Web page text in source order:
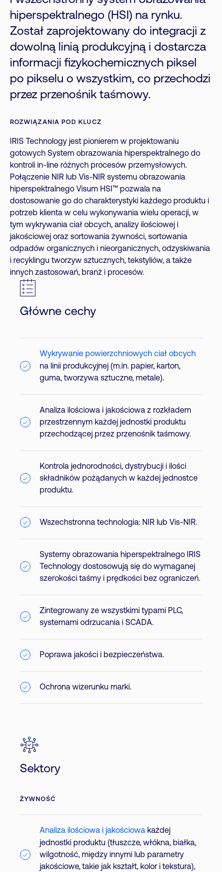
hiperspektralnego (HSI) na rynku.
Został zaprojektowany do integracji z
dowolną linią produkcyjną i dostarcza
informacji fizykochemicznych piksel
po pikselu o wszystkim, co przechodzi
przez przenośnik taśmowy.
ROZWIĄZANIA POD KLUCZ
IRIS Technology jest pionierem w projektowaniu
gotowych System obrazowania hiperspektralnego do
kontroli in-line różnych procesów przemysłowych.
Połączenie NIR lub Vis-NIR systemu obrazowania
hiperspektralnego Visum HSI™ pozwala na
dostosowanie go do charakterystyki każdego produktu i
potrzeb klienta w celu wykonywania wielu operacji, w
tym wykrywania ciał obcych, analizy ilościowej i
jakościowej oraz sortowania żywności, sortowania
odpadów organicznych i nieorganicznych, odzyskiwania
i recyklingu tworzyw sztucznych, tekstyliów, a także
innych zastosowań, branż i procesów.
Główne cechy
Wykrywanie powierzchniowych ciał obcych
na linii produkcyjnej (m.in. papier, karton,
guma, tworzywa sztuczne, metale).
Analiza ilościowa i jakościowa z rozkładem
przestrzennym każdej jednostki produktu
przechodzącej przez przenośnik taśmowy.
Kontrola jednorodności, dystrybucji i ilości
składników pożądanych w każdej jednostce
produktu.
Wszechstronna technologia: NIR lub Vis-NIR.
Systemy obrazowania hiperspektralnego IRIS
Technology dostosowują się do wymaganej
szerokości taśmy i prędkości bez ograniczeń.
Zintegrowany ze wszystkimi typami PLC,
systemami odrzucania i SCADA.
Poprawa jakości i bezpieczeństwa.
Ochrona wizerunku marki.
Sektory
ŻYWNOŚĆ
Analiza ilościowa i jakościowa każdej
jednostki produktu (tłuszcze, włókna, białka,
wilgotność, między innymi lub parametry
jakościowe, takie jak kształt, kolor i tekstura),